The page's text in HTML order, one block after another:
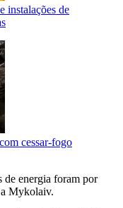
instalações de
cessar-fogo
de energia foram por
a Mykolaiv.